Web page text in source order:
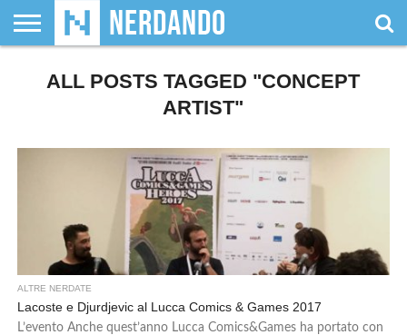
SIAMO
GIOCHI
DA
GIOCHI
DI
VIDEOGAMES
FILM
FUMETTI
& LIBRI
MAGIC:
THE
DUNGEONS
WRESTLING
NERDANDO
AWARDS
BOLLINI
ALL POSTS TAGGED "CONCEPT
ARTIST"
ALTRE NERDATE
Lacoste e Djurdjevic al Lucca Comics & Games 2017
L’evento Anche quest’anno Lucca Comics&Games ha portato con